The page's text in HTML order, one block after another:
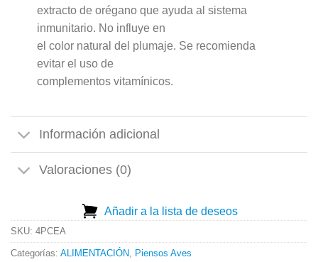
extracto de orégano que ayuda al sistema
inmunitario. No influye en
el color natural del plumaje. Se recomienda
evitar el uso de
complementos vitamínicos.
Información adicional
Valoraciones (0)
Añadir a la lista de deseos
SKU: 4PCEA
Categorías: ALIMENTACIÓN Piensos Aves